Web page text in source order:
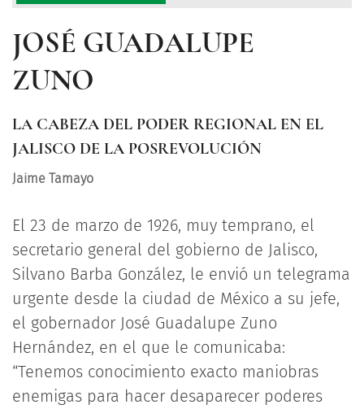
JOSÉ GUADALUPE
ZUNO
LA CABEZA DEL PODER REGIONAL EN EL
JALISCO DE LA POSREVOLUCIÓN
Jaime Tamayo
El 23 de marzo de 1926, muy temprano, el
secretario general del gobierno de Jalisco,
Silvano Barba González, le envió un telegrama
urgente desde la ciudad de México a su jefe,
el gobernador José Guadalupe Zuno
Hernández, en el que le comunicaba:
“Tenemos conocimiento exacto maniobras
enemigas para hacer desaparecer poderes